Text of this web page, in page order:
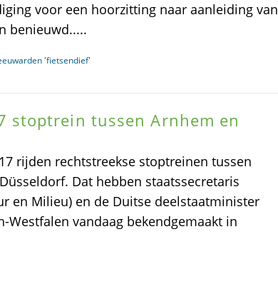
voor een hoorzitting naar aanleiding van
benieuwd.....
'fietsendief'
stoptrein tussen Arnhem en
rijden rechtstreekse stoptreinen tussen
Dat hebben staatssecretaris
en Milieu) en de Duitse deelstaatminister
Westfalen vandaag bekendgemaakt in